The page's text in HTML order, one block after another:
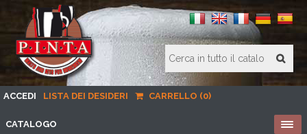
ACCEDI LISTA DEI DESIDERI CARRELLO (0)
CATALOGO